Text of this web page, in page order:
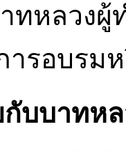
ทหลวงผู้
ารอบรม
บบาทหล